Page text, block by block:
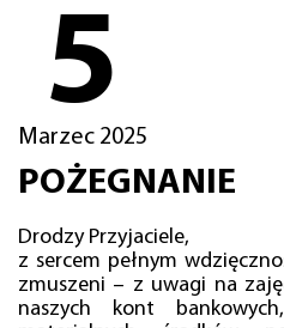
5
Marzec 2025
POŻEGNANIE
Drodzy Przyjaciele,
z sercem pełnym
zmuszeni – z uwagi na
naszych kont